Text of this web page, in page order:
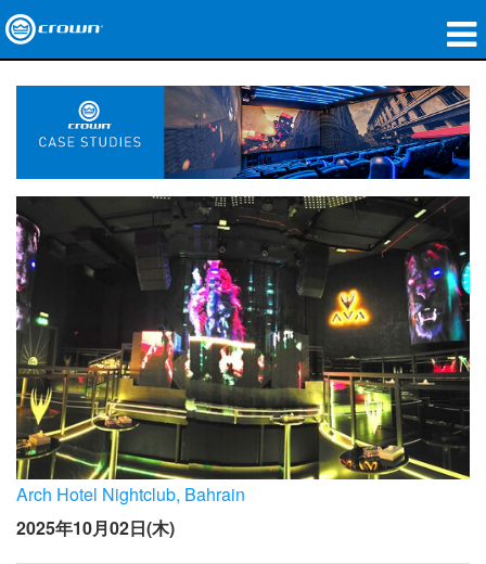
製品
アプリケーション
ネットワークオーディオ
購入先
導入事例
私たちのストーリー
トレーニング
サポート
言語/地域
Arch Hotel Nightclub, Bahrain
2025年10月02日(木)